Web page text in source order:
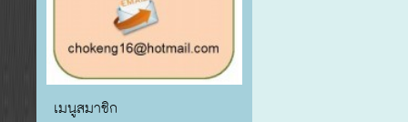
เมนูสมาชิก